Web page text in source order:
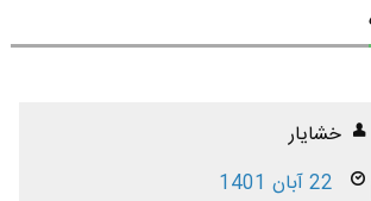
خشایار
22 آبان 1401